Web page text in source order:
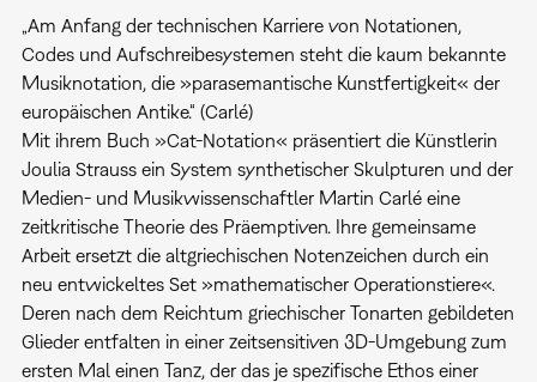
„Am Anfang der technischen Karriere von Notationen,
Codes und Aufschreibesystemen steht die kaum bekannte
Musiknotation, die »parasemantische Kunstfertigkeit« der
europäischen Antike.“ (Carlé)
Mit ihrem Buch »Cat-Notation« präsentiert die Künstlerin
Joulia Strauss ein System synthetischer Skulpturen und der
Medien- und Musikwissenschaftler Martin Carlé eine
zeitkritische Theorie des Präemptiven. Ihre gemeinsame
Arbeit ersetzt die altgriechischen Notenzeichen durch ein
neu entwickeltes Set »mathematischer Operationstiere«.
Deren nach dem Reichtum griechischer Tonarten gebildeten
Glieder entfalten in einer zeitsensitiven 3D-Umgebung zum
ersten Mal einen Tanz, der das je spezifische Ethos einer